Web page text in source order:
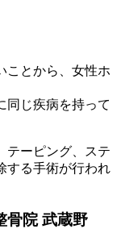
ことから、女性ホ
同じ疾病を持って
テーピング、ステ
する手術が行われ
骨院 武蔵野